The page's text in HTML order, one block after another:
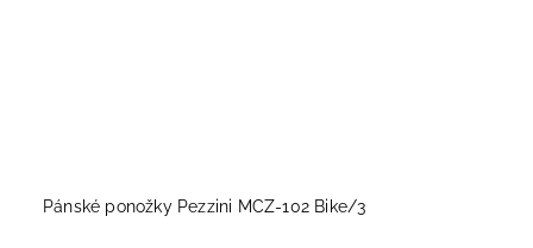
Pánské ponožky Pezzini MCZ-102 Bike/3